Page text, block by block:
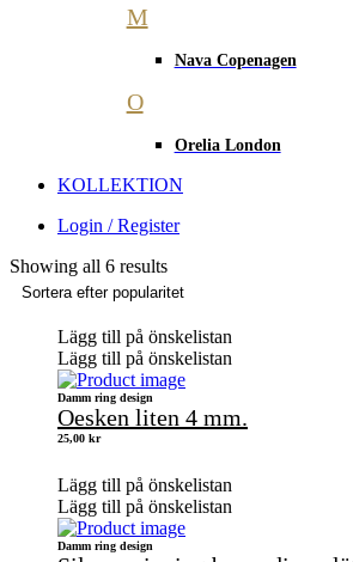
M
Nava Copenagen
O
Orelia London
KOLLEKTION
Login / Register
Showing all 6 results
Lägg till på önskelistan
Lägg till på önskelistan
Damm ring design
Oesken liten 4 mm.
25,00 kr
Lägg till på önskelistan
Lägg till på önskelistan
Damm ring design